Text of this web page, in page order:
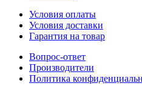
Условия оплаты
Условия доставки
Гарантия на товар
Вопрос-ответ
Производители
Политика